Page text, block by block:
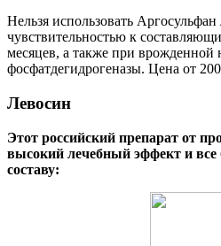
Нельзя использовать
чувствительностью к
месяцев, а также при врожденной
фосфатдегидрогеназы. Цена от
Левосин
Этот российский препарат от
высокий лечебный эффект и все
составу: